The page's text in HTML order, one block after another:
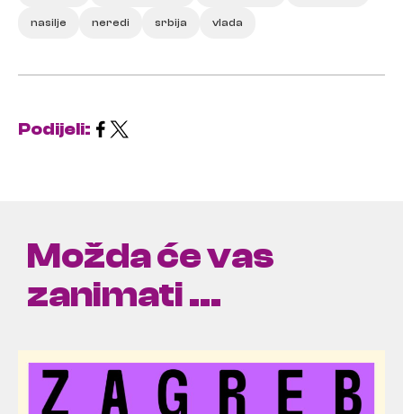
nasilje neredi srbija vlada
Podijeli:
Možda će vas
zanimati ...